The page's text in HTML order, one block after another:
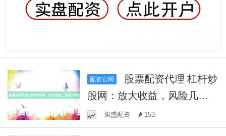
配资官网
股网：放大收益，风险几
何？旭盛配资 153